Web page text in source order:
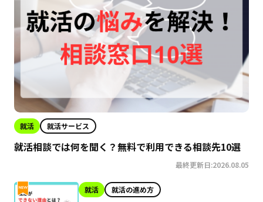
就活 就活サービス
就活相談では何を聞く？無料で利用できる相談先10選
最終更新日:2026.08.05
就活 就活の進め方